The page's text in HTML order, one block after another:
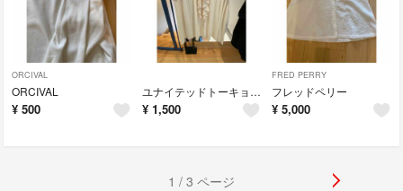
ORCIVAL
ORCIVAL
¥ 500
ユナイテッドトーキョー ブラウス
¥ 1,500
FRED PERRY
フレッドペリー
¥ 5,000
1 / 3 ページ